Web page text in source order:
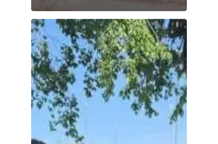
Sucesos
Medio Ambiente
Planeta Rural
Especiales
Política
Galerías